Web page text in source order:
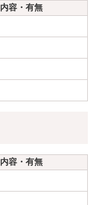
内容・有無
内容・有無